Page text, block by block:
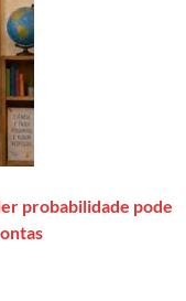
probabilidade pode